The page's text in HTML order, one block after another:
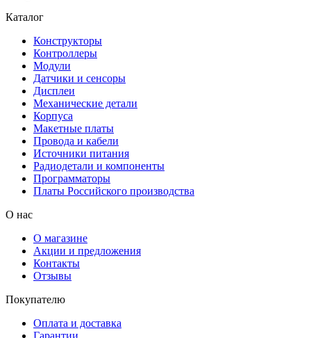
Каталог
Конструкторы
Контроллеры
Модули
Датчики и сенсоры
Дисплеи
Механические детали
Корпуса
Макетные платы
Провода и кабели
Источники питания
Радиодетали и компоненты
Программаторы
Платы Российского производства
О нас
О магазине
Акции и предложения
Контакты
Отзывы
Покупателю
Оплата и доставка
Гарантии